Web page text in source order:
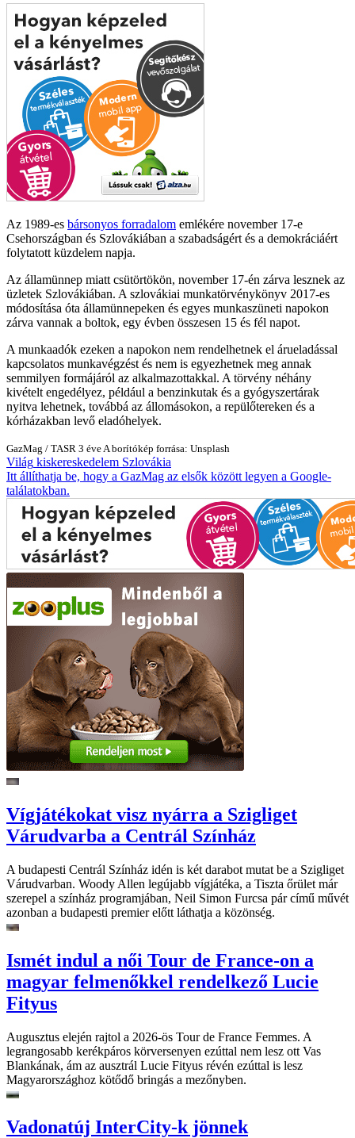
Az 1989-es bársonyos forradalom emlékére november 17-e
Csehországban és Szlovákiában a szabadságért és a demokráciáért
folytatott küzdelem napja.
Az államünnep miatt csütörtökön, november 17-én zárva lesznek az
üzletek Szlovákiában. A szlovákiai munkatörvénykönyv 2017-es
módosítása óta államünnepeken és egyes munkaszüneti napokon
zárva vannak a boltok, egy évben összesen 15 és fél napot.
A munkaadók ezeken a napokon nem rendelhetnek el árueladással
kapcsolatos munkavégzést és nem is egyezhetnek meg annak
semmilyen formájáról az alkalmazottakkal. A törvény néhány
kivételt engedélyez, például a benzinkutak és a gyógyszertárak
nyitva lehetnek, továbbá az állomásokon, a repülőtereken és a
kórházakban levő eladóhelyek.
GazMag / TASR 3 éve A borítókép forrása: Unsplash
Világ kiskereskedelem Szlovákia
Itt állíthatja be, hogy a GazMag az elsők között legyen a Google-
találatokban.
Vígjátékokat visz nyárra a Szigliget
Várudvarba a Centrál Színház
A budapesti Centrál Színház idén is két darabot mutat be a Szigliget
Várudvarban. Woody Allen legújabb vígjátéka, a Tiszta őrület már
szerepel a színház programjában, Neil Simon Furcsa pár című művét
azonban a budapesti premier előtt láthatja a közönség.
Ismét indul a női Tour de France-on a
magyar felmenőkkel rendelkező Lucie
Fityus
Augusztus elején rajtol a 2026-ös Tour de France Femmes. A
legrangosabb kerékpáros körversenyen ezúttal nem lesz ott Vas
Blankának, ám az ausztrál Lucie Fityus révén ezúttal is lesz
Magyarországhoz kötődő bringás a mezőnyben.
Vadonatúj InterCity-k jönnek